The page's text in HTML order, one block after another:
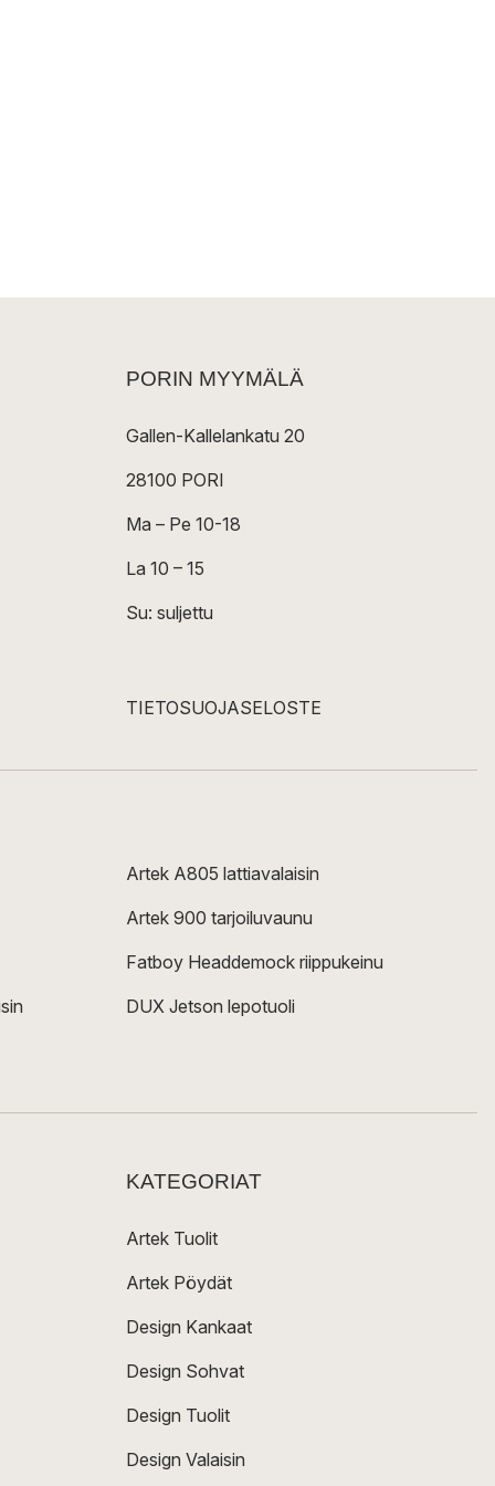
PORIN MYYMÄLÄ
Gallen-Kallelankatu 20
28100 PORI
Ma – Pe 10-18
La 10 – 15
Su: suljettu
TIETOSUOJASELOSTE
Artek A805 lattiavalaisin
Artek 900 tarjoiluvaunu
Fatboy Headdemock riippukeinu
DUX Jetson lepotuoli
KATEGORIAT
Artek Tuolit
Artek Pöydät
Design Kankaat
Design Sohvat
Design Tuolit
Design Valaisin